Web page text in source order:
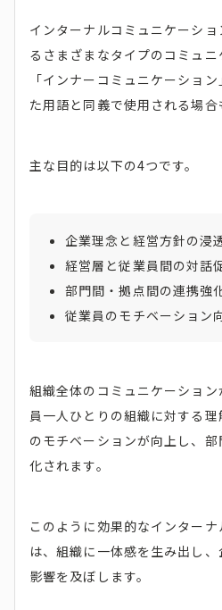
インターナルコミュニケーシ
るさまざまなタイプのコミュニ
「インナーコミュニケーショ
た用語と同義で使用される場合
主な目的は以下の4つです。
企業理念と経営方針の浸
経営層と従業員間の対話
部門間・拠点間の連携強
従業員のモチベーション
組織全体のコミュニケーショ
員一人ひとりの組織に対する
のモチベーションが向上し、
化されます。
このように効果的なインター
は、組織に一体感を生み出し
影響を及ぼします。